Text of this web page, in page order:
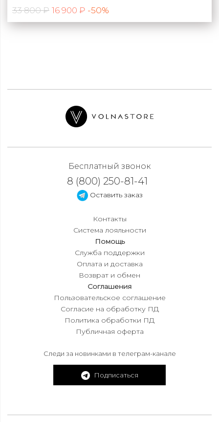
33 800 ₽ 16 900 ₽ -50%
Бесплатный звонок
8 (800) 250-81-41
Оставить заказ
Контакты
Система лояльности
Помощь
Служба поддержки
Оплата и доставка
Возврат и обмен
Соглашения
Пользовательское соглашение
Согласие на обработку ПД
Политика обработки ПД
Публичная оферта
Следи за новинками в телеграм-канале
Подписаться